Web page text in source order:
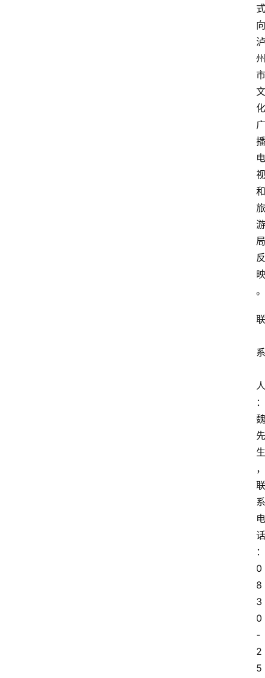
式
向
泸
州
市
文
化
广
播
电
视
和
旅
游
局
反
映
。
联
系
人
：
魏
先
生
，
联
系
电
话
：
0
8
3
0
-
2
5